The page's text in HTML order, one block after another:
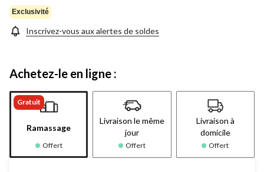
Exclusivité
Inscrivez-vous aux alertes de soldes
Achetez-le en ligne :
Gratuit
Ramassage
Offert
Livraison le même
jour
Offert
Livraison à
domicile
Offert